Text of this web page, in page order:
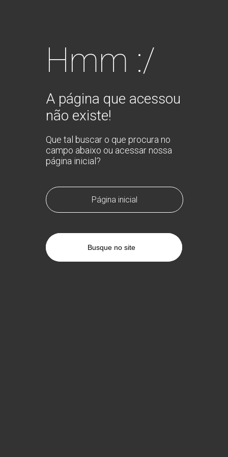
Hmm :/
A página que acessou
não existe!
Que tal buscar o que procura no
campo abaixo ou acessar nossa
página inicial?
Página inicial